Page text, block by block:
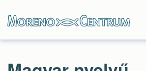
Skip to main content